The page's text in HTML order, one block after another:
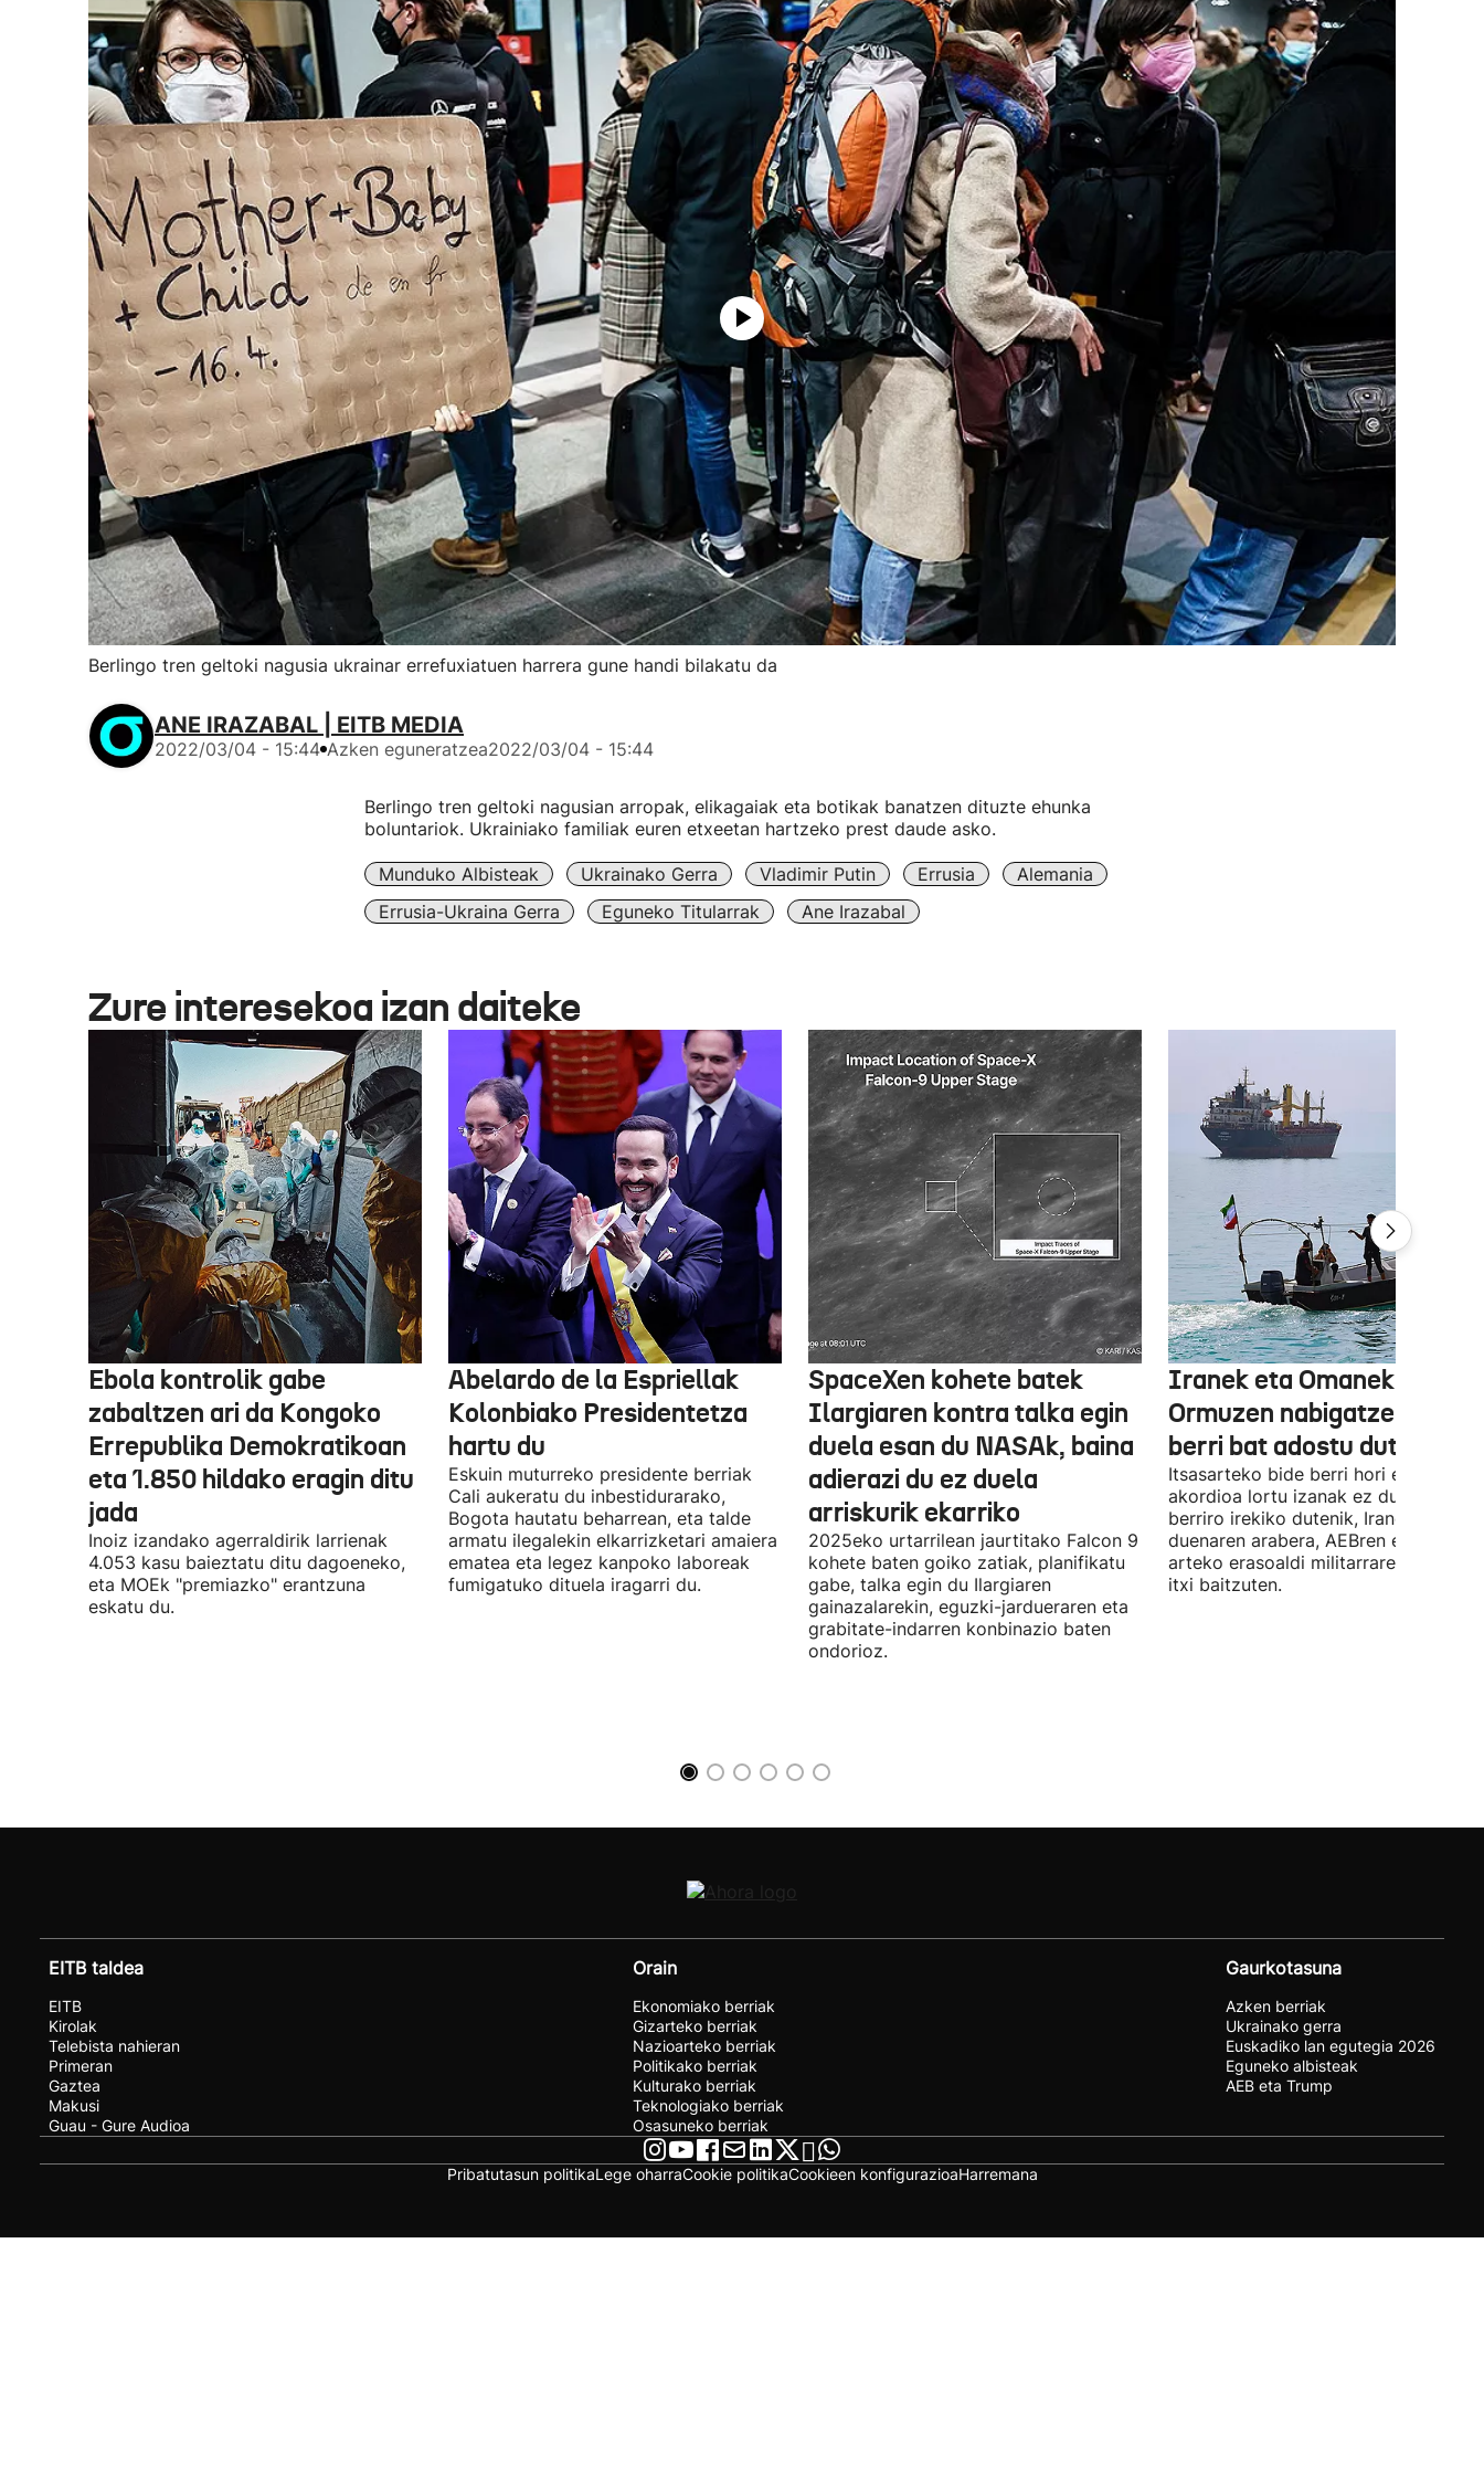
Berlingo tren geltoki nagusia ukrainar errefuxiatuen harrera gune handi bilakatu da
ANE IRAZABAL | EITB MEDIA
2022/03/04 - 15:44 Azken eguneratzea2022/03/04 - 15:44
Berlingo tren geltoki nagusian arropak, elikagaiak eta botikak banatzen dituzte ehunka
boluntariok. Ukrainiako familiak euren etxeetan hartzeko prest daude asko.
Munduko Albisteak Ukrainako Gerra Vladimir Putin Errusia
Alemania
Errusia-Ukraina Gerra
Eguneko Titularrak Ane Irazabal
Zure interesekoa izan daiteke
Ebola kontrolik gabe
zabaltzen ari da Kongoko
Errepublika Demokratikoan
eta 1.850 hildako eragin ditu
jada
Inoiz izandako agerraldirik larrienak
4.053 kasu baieztatu ditu dagoeneko,
eta MOEk "premiazko" erantzuna
eskatu du.
Abelardo de la Espriellak
Kolonbiako Presidentetza
hartu du
Eskuin muturreko presidente berriak
Cali aukeratu du inbestidurarako,
Bogota hautatu beharrean, eta talde
armatu ilegalekin elkarrizketari amaiera
ematea eta legez kanpoko laboreak
fumigatuko dituela iragarri du.
SpaceXen kohete batek
Ilargiaren kontra talka egin
duela esan du NASAk, baina
adierazi du ez duela
arriskurik ekarriko
2025eko urtarrilean jaurtitako Falcon 9
kohete baten goiko zatiak, planifikatu
gabe, talka egin du Ilargiaren
gainazalarekin, eguzki-jardueraren eta
grabitate-indarren konbinazio baten
ondorioz.
Iranek eta Omanek
Ormuzen nabigatzeko bide
berri bat adostu dute
Itsasarteko bide berri hori egiteko
akordioa lortu izanak ez du esan nahi
berriro irekiko dutenik, Iranek
duenaren arabera, AEBren eta
arteko erasoaldi militarraren
itxi baitzuten.
EITB taldea
EITB
Kirolak
Telebista nahieran
Primeran
Gaztea
Makusi
Guau - Gure Audioa
Orain
Ekonomiako berriak
Gizarteko berriak
Nazioarteko berriak
Politikako berriak
Kulturako berriak
Teknologiako berriak
Osasuneko berriak
Gaurkotasuna
Azken berriak
Ukrainako gerra
Euskadiko lan egutegia 2026
Eguneko albisteak
AEB eta Trump
Pribatutasun politikaLege oharraCookie politikaCookieen konfigurazioaHarremana